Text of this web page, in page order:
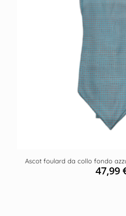
Ascot foulard da collo fondo
47,99